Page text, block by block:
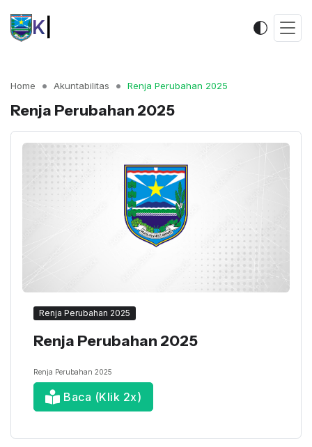
Keca
Home Akuntabilitas Renja Perubahan 2025
Renja Perubahan 2025
Renja Perubahan 2025
Renja Perubahan 2025
Renja Perubahan 2025
Baca (Klik 2x)